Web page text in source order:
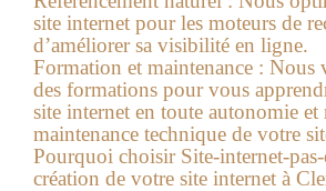
site internet pour les moteurs de
d’améliorer sa visibilité en ligne.
Formation et maintenance : Nous
des formations pour vous
site internet en toute autonomie et
maintenance technique de votre
Pourquoi choisir Site-internet-
création de votre site internet à